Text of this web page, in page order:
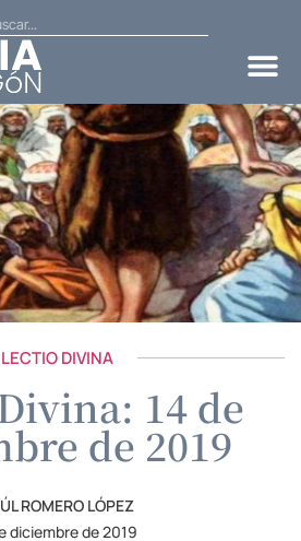
LECTIO DIVINA
14 de
de 2019
ROMERO LÓPEZ
diciembre de 2019